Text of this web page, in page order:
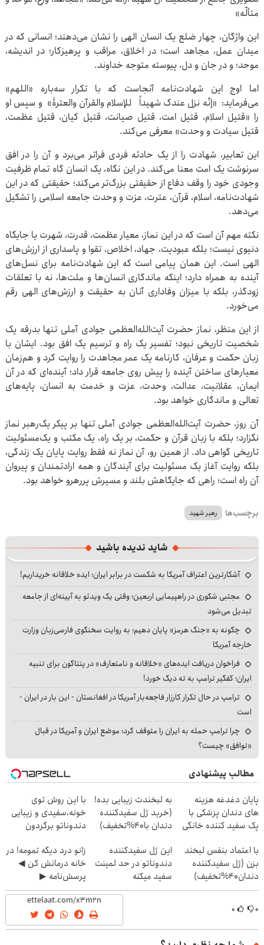
متألّه»
این واژگان، چهار ضلع یک انسان الهی را نشان می‌دهند؛ انسانی که در
میدان عمل، مجاهد است؛ در اخلاق، مراقب و پرهیزکار؛ در اندیشه،
موحد؛ و در جان و دل، پیوسته متوجه خداوند.
اما اوج این شهادت‌نامه آنجاست که با تکرار سه‌باره «اللهم»
می‌فرماید: «إنّه نزل عندک شهیداً للإسلام والقرآن والعترۀ» و سپس او
را «قتیل اسلام، قتیل امت، قتیل صیانت، قتیل کیان، قتیل عظمت،
قتیل سیادت و وحدت» معرفی می‌کند.
این تعابیر، شهادت را از یک حادثه فردی فراتر می‌برد و آن را در افق
سرنوشت یک امت معنا می‌کند. در این نگاه، یک انسان گاه تمام ظرفیت
وجودی خود را وقف دفاع از حقیقتی بزرگ‌تر می‌کند؛ حقیقتی که در این
شهادت‌نامه، اسلام، قرآن، عترت، عزت و وحدت جامعه اسلامی را تشکیل
می‌دهد.
نکته مهم آن است که در این نماز، معیار عظمت، قدرت، شهرت یا جایگاه
دنیوی نیست؛ بلکه عبودیت، جهاد، اخلاص، تقوا و پاسداری از ارزش‌های
الهی است. این همان پیامی است که این شهادت‌نامه برای نسل‌های
آینده به همراه دارد؛ اینکه ماندگاری انسان‌ها و ملت‌ها، نه با تعلقات
زودگذر، بلکه با میزان وفاداری آنان به حقیقت و ارزش‌های الهی رقم
می‌خورد.
از این منظر، نماز حضرت آیت‌الله‌العظمی جوادی آملی تنها بدرقه یک
شخصیت تاریخی نبود؛ تفسیر یک راه و ترسیم یک افق بود. ایشان با
زبان حکمت و عرفان، کارنامه یک عمر مجاهدت را روایت کرد و هم‌زمان
معیارهای ساختن آینده را پیش روی جامعه قرار داد؛ آینده‌ای که در آن
ایمان، عقلانیت، عدالت، وحدت، عزت و خدمت به انسان، پایه‌های
تعالی و ماندگاری خواهد بود.
آن روز، حضرت آیت‌الله‌العظمی جوادی آملی تنها بر پیکر یک‌رهبر نماز
نگزارد؛ بلکه با زبان قرآن و حکمت، بر یک راه، یک مکتب و یک‌مسئولیت
تاریخی گواهی داد. از همین رو، آن نماز نه فقط روایت پایان یک زندگی،
بلکه روایت آغاز یک مسئولیت برای آیندگان و همه ارادتمندان و پیروان
آن راه است؛ راهی که جایگاهش بلند و مسیرش پررهرو خواهد بود.
برچسب‌ها رهبر شهید
شاید ندیده باشید
آشکارترین اعتراف آمریکا به شکست در برابر ایران؛ ایده خلاقانه خریداریم!
مجتبی شکوری در راهپیمایی اربعین؛ وقتی یک ویدئو به آیینه‌ای از جامعه
تبدیل می‌شود
چگونه به «جنگ هرمز» پایان دهیم؛ به روایت سخنگوی فارسی‌زبان وزارت
خارجه آمریکا
فراخوان دریافت ایده‌های «خلاقانه و نامتعارف» در پنتاگون برای تنبیه
ایران؛ کفگیر ترامپ به ته دیگ خورد!
ترامپ در حال تکرار کارزار فاجعه‌بار آمریکا در افغانستان - این بار در ایران -
است
چرا ترامپ حمله به ایران را متوقف کرد؛ موضع ایران و آمریکا در قبال
«توافق» چیست؟
مطالب پیشنهادی
پایان دغدغه هزینه
های دندان پزشکی با
پک سفید کننده خانگی
به لبخندت زیبایی بده!
(خرید ژل سفیدکننده
دندان با40%تخفیف)
با این روش توی
خونه،سفیدی و زیبایی
دندوناتو برگردون
با اعتماد بنفس لبخند
بزن (ژل سفیدکننده
دندان40%تخفیف)
این ژل سفیدکننده
دندوناتو در حد لمینت
سفید میکنه
(40%تخفیف)
زانو درد دیگه تمومه! در
خانه درمانش کن ◀
پرسش‌نامه ▶
۰ ۰